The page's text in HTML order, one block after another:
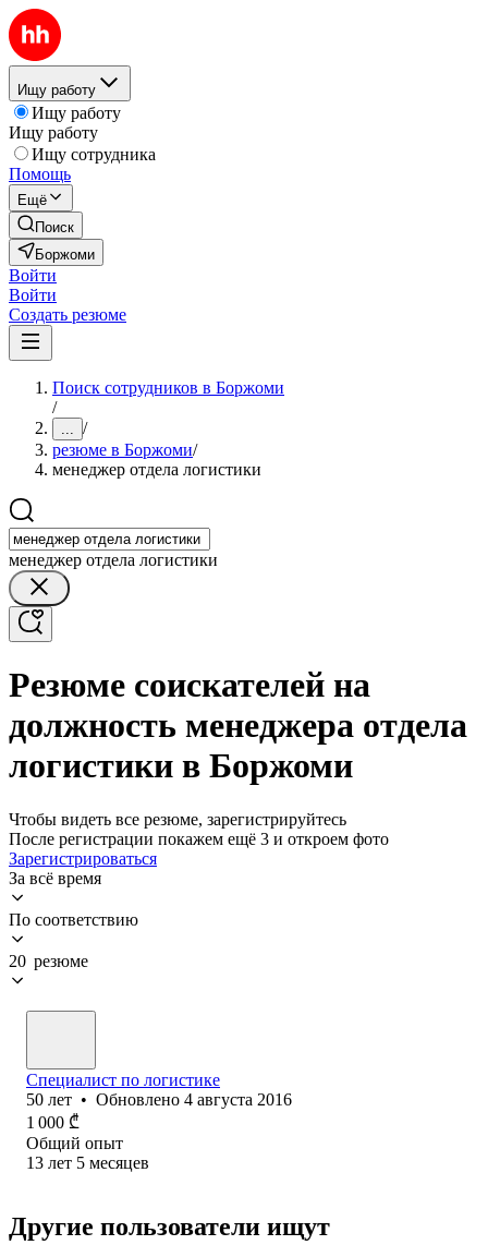
Ищу работу
Ищу работу
Ищу работу
Ищу сотрудника
Помощь
Ещё
Поиск
Боржоми
Войти
Войти
Создать резюме
Поиск сотрудников в Боржоми
/
... /
резюме в Боржоми/
менеджер отдела логистики
менеджер отдела логистики
Резюме соискателей на
должность менеджера отдела
логистики в Боржоми
Чтобы видеть все резюме, зарегистрируйтесь
После регистрации покажем ещё 3 и откроем фото
Зарегистрироваться
За всё время
По соответствию
20 резюме
Специалист по логистике
50 лет • Обновлено 4 августа 2016
1 000 ₾
Общий опыт
13 лет 5 месяцев
Другие пользователи ищут